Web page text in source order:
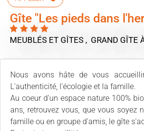
Gîte "Les pieds dans
MEUBLÉS ET GÎTES , GRAND GÎTE
Nous avons hâte de vous
L'authenticité, l'écologie et la famille.
Au coeur d'un espace nature 100%
ans, retrouvez vous, que vous soyez
famille ou en groupe d'amis, le gîte